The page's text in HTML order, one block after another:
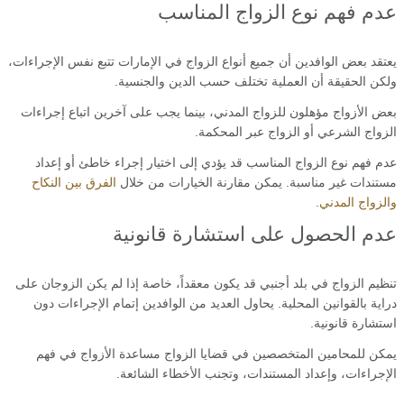
عدم فهم نوع الزواج المناسب
يعتقد بعض الوافدين أن جميع أنواع الزواج في الإمارات تتبع نفس الإجراءات،
ولكن الحقيقة أن العملية تختلف حسب الدين والجنسية.
بعض الأزواج مؤهلون للزواج المدني، بينما يجب على آخرين اتباع إجراءات
الزواج الشرعي أو الزواج عبر المحكمة.
عدم فهم نوع الزواج المناسب قد يؤدي إلى اختيار إجراء خاطئ أو إعداد
مستندات غير مناسبة. يمكن مقارنة الخيارات من خلال الفرق بين النكاح
والزواج المدني
عدم الحصول على استشارة قانونية
تنظيم الزواج في بلد أجنبي قد يكون معقداً، خاصة إذا لم يكن الزوجان على
دراية بالقوانين المحلية. يحاول العديد من الوافدين إتمام الإجراءات دون
استشارة قانونية.
يمكن للمحامين المتخصصين في قضايا الزواج مساعدة الأزواج في فهم
الإجراءات، وإعداد المستندات، وتجنب الأخطاء الشائعة.